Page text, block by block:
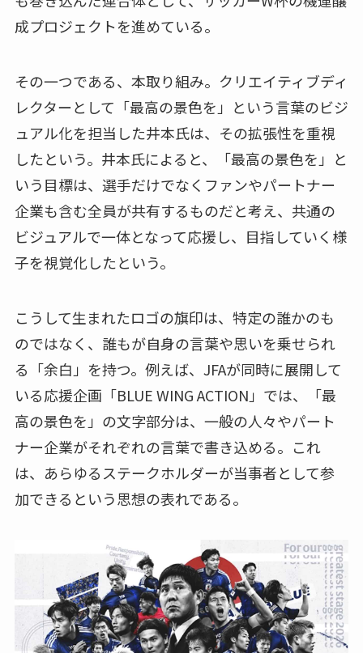
成プロジェクトを進めている。
その一つである、本取り組み。クリエイティブディ
レクターとして「最高の景色を」という言葉のビジ
ュアル化を担当した井本氏は、その拡張性を重視
したという。井本氏によると、「最高の景色を」と
いう目標は、選手だけでなくファンやパートナー
企業も含む全員が共有するものだと考え、共通の
ビジュアルで一体となって応援し、目指していく様
子を視覚化したという。
こうして生まれたロゴの旗印は、特定の誰かのも
のではなく、誰もが自身の言葉や思いを乗せられ
る「余白」を持つ。例えば、JFAが同時に展開して
いる応援企画「BLUE WING ACTION」では、「最
高の景色を」の文字部分は、一般の人々やパート
ナー企業がそれぞれの言葉で書き込める。これ
は、あらゆるステークホルダーが当事者として参
加できるという思想の表れである。